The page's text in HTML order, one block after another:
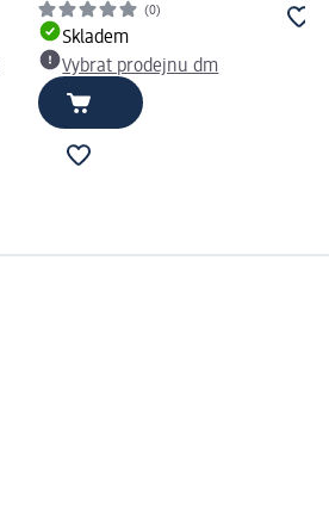
(0)
Skladem
Vybrat prodejnu dm